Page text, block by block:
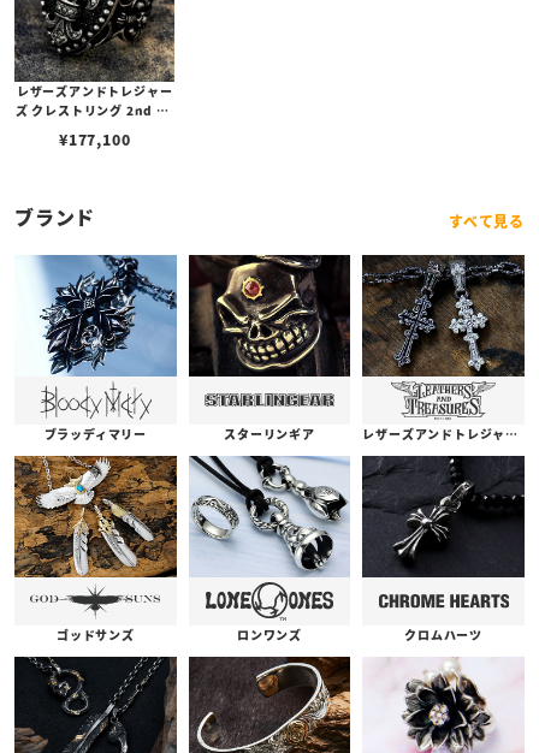
レザーズアンドトレジャー
ズ クレストリング 2nd w/
ー/テクスチャークレスト
¥177,100
ブランド すべて見る
ブラッディマリー スターリンギア レザーズアンドトレジャーズ
ゴッドサンズ ロンワンズ クロムハーツ